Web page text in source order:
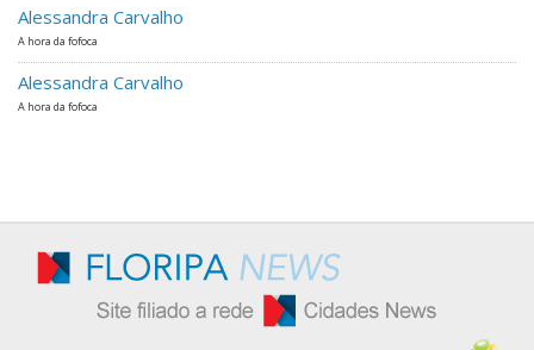
Alessandra Carvalho
A hora da fofoca
Alessandra Carvalho
A hora da fofoca